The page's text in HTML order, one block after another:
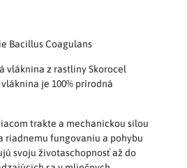
Bacillus Coagulans
vláknina z rastliny Skorocel
je 100% prírodná
trakte a mechanickou silou
riadnemu fungovaniu a pohybu
svoju životaschopnosť až do